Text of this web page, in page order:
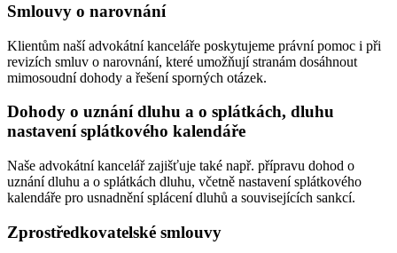
Smlouvy o narovnání
Klientům naší advokátní kanceláře poskytujeme právní pomoc i při
revizích smluv o narovnání, které umožňují stranám dosáhnout
mimosoudní dohody a řešení sporných otázek.
Dohody o uznání dluhu a o splátkách, dluhu
nastavení splátkového kalendáře
Naše advokátní kancelář zajišťuje také např. přípravu dohod o
uznání dluhu a o splátkách dluhu, včetně nastavení splátkového
kalendáře pro usnadnění splácení dluhů a souvisejících sankcí.
Zprostředkovatelské smlouvy